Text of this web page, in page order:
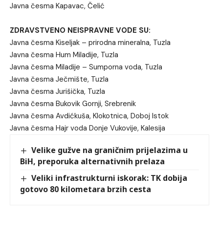
Javna česma Kapavac, Čelić
ZDRAVSTVENO NEISPRAVNE VODE SU:
Javna česma Kiseljak – prirodna mineralna, Tuzla
Javna česma Hum Miladije, Tuzla
Javna česma Miladije – Sumporna voda, Tuzla
Javna česma Ječmište, Tuzla
Javna česma Jurišička, Tuzla
Javna česma Bukovik Gornji, Srebrenik
Javna česma Avdićkuša, Klokotnica, Doboj Istok
Javna česma Hajr voda Donje Vukovije, Kalesija
Velike gužve na graničnim prijelazima u
BiH, preporuka alternativnih prelaza
Veliki infrastrukturni iskorak: TK dobija
gotovo 80 kilometara brzih cesta